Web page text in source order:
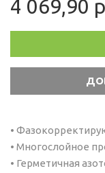
4 069,90
•
• Многослойное
• Герметичная